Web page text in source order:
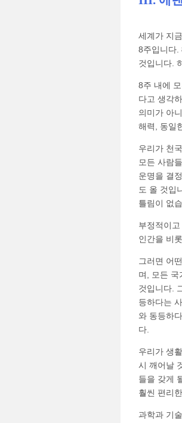
세계가 지
8주입니다.
것입니다.
8주 내에
다고 생각
의미가 아
해력, 동일
우리가 천
모든 사람
운명을 결
도 올 것입
틀림이 없
부정적이
인간을 비
그러면 어
며, 모든 국
것입니다.
등하다는
와 동등하
다.
우리가 생
시 깨어날
들을 갖게
훨씬 편리
과학과 기